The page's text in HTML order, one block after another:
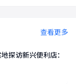
查看更多
探访新兴便利店：